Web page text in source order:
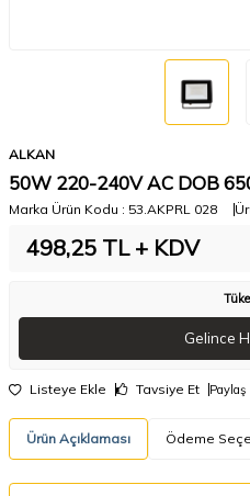
ALKAN
50W 220-240V AC DOB
Marka Ürün Kodu : 53.AKPRL 028
498,25 TL + KDV
Gelince
Listeye Ekle Tavsiye Et Paylaş
Ürün Açıklaması Ödeme